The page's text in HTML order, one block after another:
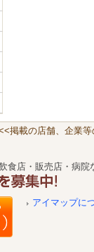
掲載の店舗、企業
食店・販売店・病院
アイマップに